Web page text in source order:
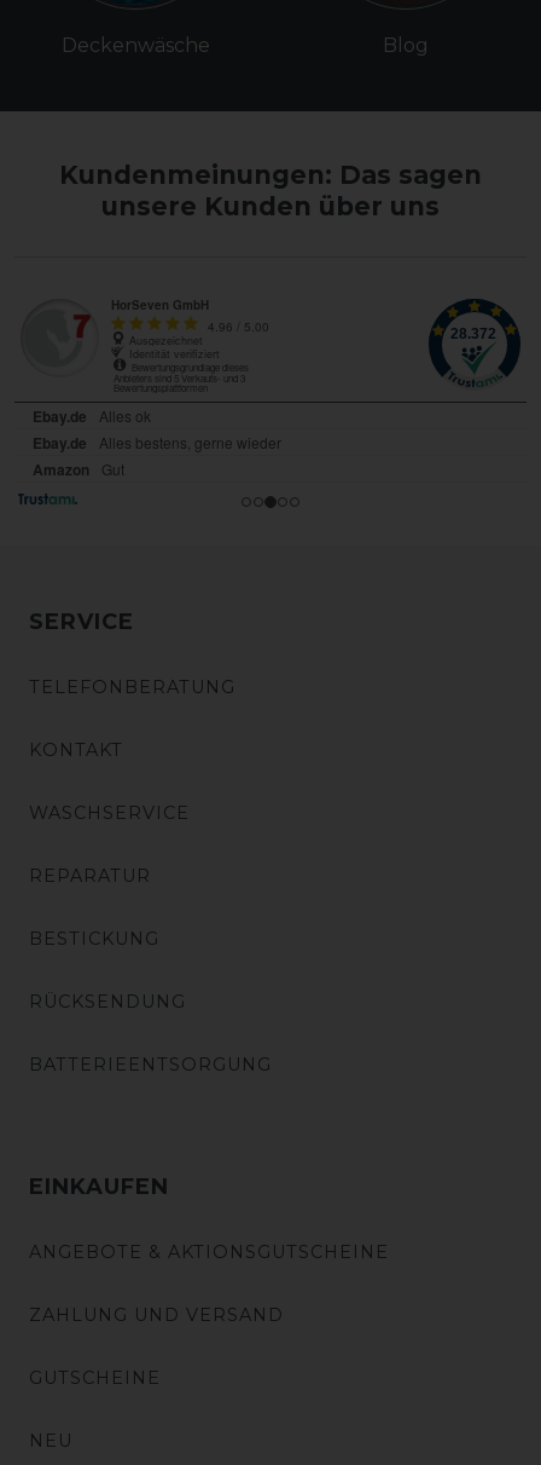
Deckenwäsche Blog
Kundenmeinungen: Das sagen
unsere Kunden über uns
SERVICE
TELEFONBERATUNG
KONTAKT
WASCHSERVICE
REPARATUR
BESTICKUNG
RÜCKSENDUNG
BATTERIEENTSORGUNG
EINKAUFEN
ANGEBOTE & AKTIONSGUTSCHEINE
ZAHLUNG UND VERSAND
GUTSCHEINE
NEU